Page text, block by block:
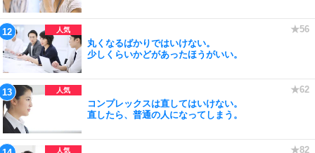
丸くなるばかりではいけない。
少しくらいかどがあったほうがいい。
コンプレックスは直してはいけない。
直したら、普通の人になってしまう。